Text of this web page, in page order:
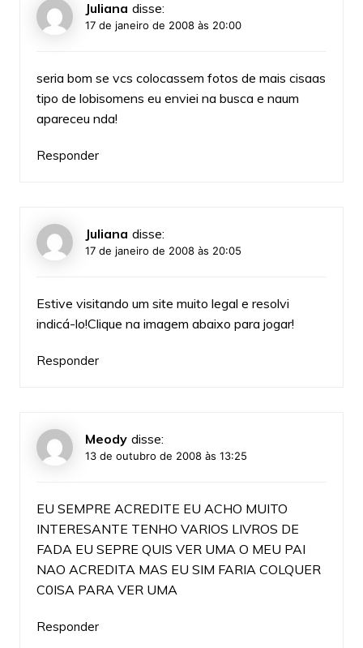
Juliana disse:
17 de janeiro de 2008 às 20:00
seria bom se vcs colocassem fotos de mais cisaas
tipo de lobisomens eu enviei na busca e naum
apareceu nda!
Responder
Juliana disse:
17 de janeiro de 2008 às 20:05
Estive visitando um site muito legal e resolvi
indicá-lo!Clique na imagem abaixo para jogar!
Responder
Meody disse:
13 de outubro de 2008 às 13:25
EU SEMPRE ACREDITE EU ACHO MUITO
INTERESANTE TENHO VARIOS LIVROS DE
FADA EU SEPRE QUIS VER UMA O MEU PAI
NAO ACREDITA MAS EU SIM FARIA COLQUER
C0ISA PARA VER UMA
Responder